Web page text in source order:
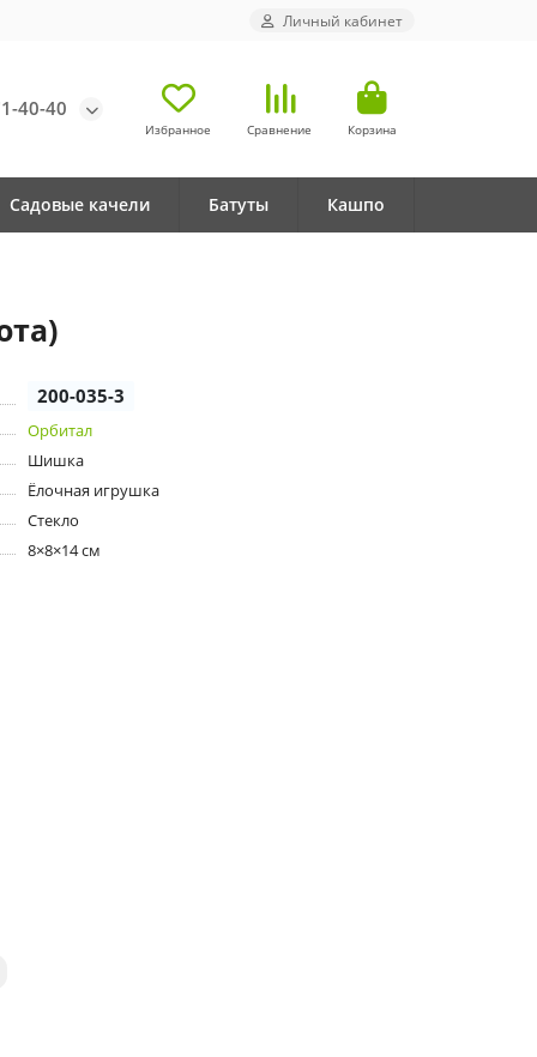
Личный кабинет
40-40
Избранное Сравнение Корзина
Садовые качели Батуты Кашпо
200-035-3
Орбитал
Шишка
Ёлочная игрушка
Стекло
8×8×14 см